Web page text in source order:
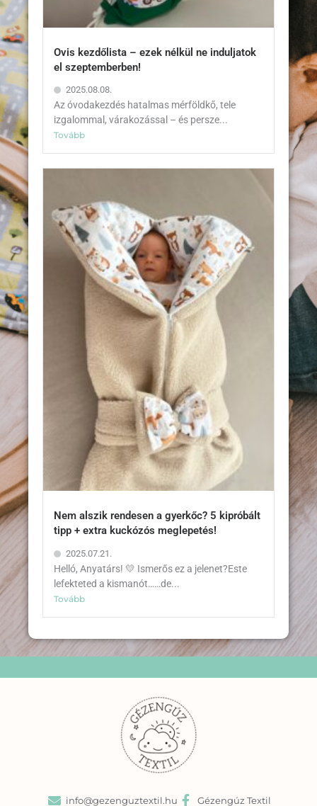
Ovis kezdőlista – ezek nélkül ne induljatok
el szeptemberben!
2025.08.08.
Az óvodakezdés hatalmas mérföldkő, tele
izgalommal, várakozással – és persze...
Tovább
Nem alszik rendesen a gyerkőc? 5 kipróbált
tipp + extra kuckózós meglepetés!
2025.07.21.
Helló, Anyatárs! 💛 Ismerős ez a jelenet?Este
lefekteted a kismanót……de...
Tovább
info@gezenguztextil.hu Gézengúz Textil